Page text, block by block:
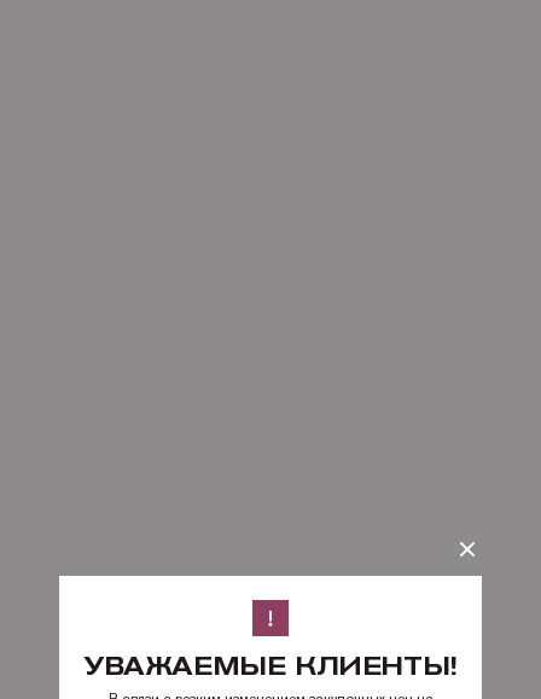
УВАЖАЕМЫЕ КЛИЕНТЫ!